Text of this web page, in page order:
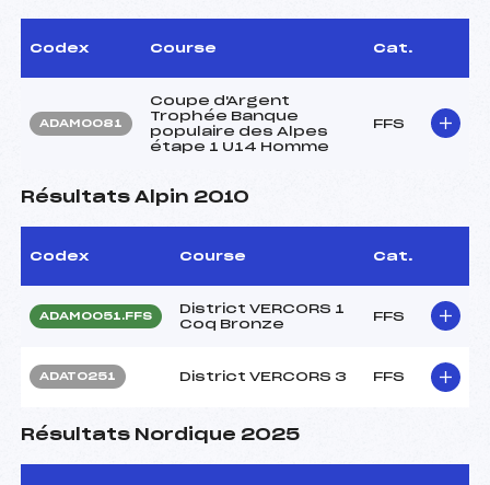
Codex Course Cat.
ADAM0081
Coupe d'Argent
Trophée Banque
populaire des Alpes
étape 1 U14 Homme
FFS
Résultats Alpin 2010
Codex Course Cat.
ADAM0051.FFS
District VERCORS 1
Coq Bronze
FFS
ADAT0251 District VERCORS 3 FFS
Résultats Nordique 2025